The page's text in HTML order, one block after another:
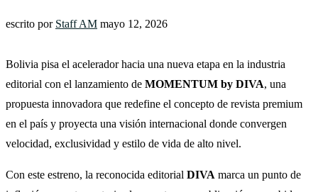
escrito por Staff AM mayo 12, 2026
Bolivia pisa el acelerador hacia una nueva etapa en la industria
editorial con el lanzamiento de MOMENTUM by DIVA, una
propuesta innovadora que redefine el concepto de revista premium
en el país y proyecta una visión internacional donde convergen
velocidad, exclusividad y estilo de vida de alto nivel.
Con este estreno, la reconocida editorial DIVA marca un punto de